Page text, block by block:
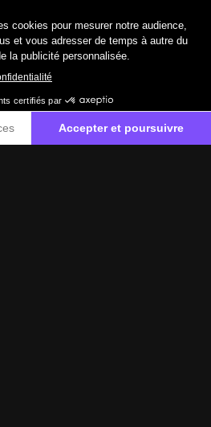
et Garanties
Certified